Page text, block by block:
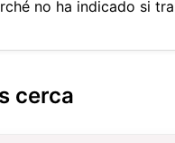
no ha indicado si
cerca